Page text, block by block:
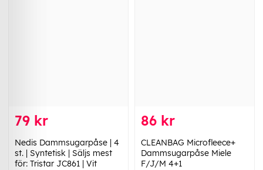
79 kr
Nedis Dammsugarpåse | 4
st. | Syntetisk | Säljs mest
för: Tristar JC861 | Vit
86 kr
CLEANBAG Microfleece+
Dammsugarpåse Miele
F/J/M 4+1